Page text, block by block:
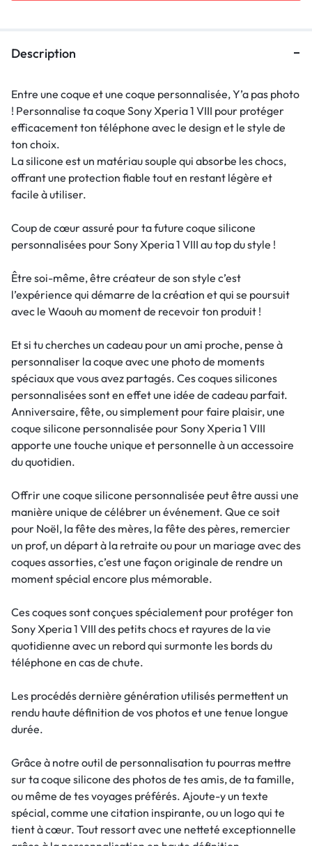
Description
Entre une coque et une coque personnalisée, Y’a pas photo
! Personnalise ta coque Sony Xperia 1 VIII pour protéger
efficacement ton téléphone avec le design et le style de
ton choix.
La silicone est un matériau souple qui absorbe les chocs,
offrant une protection fiable tout en restant légère et
facile à utiliser.
Coup de cœur assuré pour ta future coque silicone
personnalisées pour Sony Xperia 1 VIII au top du style !
Être soi-même, être créateur de son style c’est
l’expérience qui démarre de la création et qui se poursuit
avec le Waouh au moment de recevoir ton produit !
Et si tu cherches un cadeau pour un ami proche, pense à
personnaliser la coque avec une photo de moments
spéciaux que vous avez partagés. Ces coques silicones
personnalisées sont en effet une idée de cadeau parfait.
Anniversaire, fête, ou simplement pour faire plaisir, une
coque silicone personnalisée pour Sony Xperia 1 VIII
apporte une touche unique et personnelle à un accessoire
du quotidien.
Offrir une coque silicone personnalisée peut être aussi une
manière unique de célébrer un événement. Que ce soit
pour Noël, la fête des mères, la fête des pères, remercier
un prof, un départ à la retraite ou pour un mariage avec des
coques assorties, c’est une façon originale de rendre un
moment spécial encore plus mémorable.
Ces coques sont conçues spécialement pour protéger ton
Sony Xperia 1 VIII des petits chocs et rayures de la vie
quotidienne avec un rebord qui surmonte les bords du
téléphone en cas de chute.
Les procédés dernière génération utilisés permettent un
rendu haute définition de vos photos et une tenue longue
durée.
Grâce à notre outil de personnalisation tu pourras mettre
sur ta coque silicone des photos de tes amis, de ta famille,
ou même de tes voyages préférés. Ajoute-y un texte
spécial, comme une citation inspirante, ou un logo qui te
tient à cœur. Tout ressort avec une netteté exceptionnelle